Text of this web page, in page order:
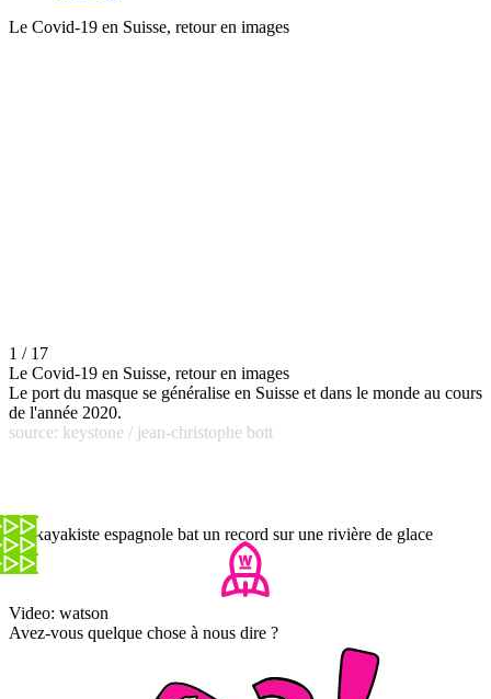
Le Covid-19 en Suisse, retour en images
1 / 17
Le Covid-19 en Suisse, retour en images
Le port du masque se généralise en Suisse et dans le monde au cours
de l'année 2020.
source: keystone / jean-christophe bott
Un kayakiste espagnole bat un record sur une rivière de glace
Video: watson
Avez-vous quelque chose à nous dire ?